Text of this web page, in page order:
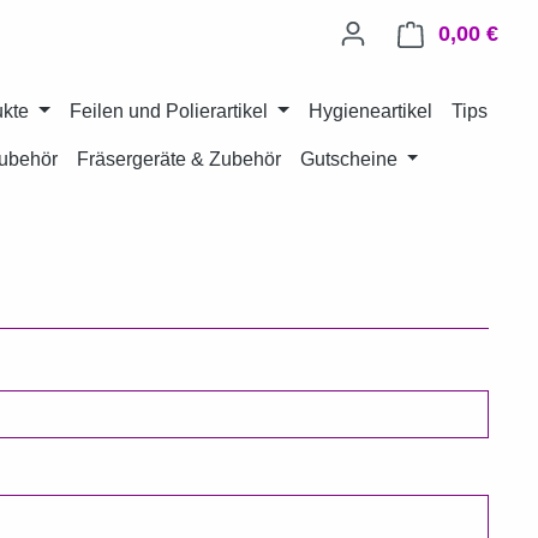
0,00 €
Feilen und Polierartikel Hygieneartikel Tips
Fräsergeräte & Zubehör Gutscheine